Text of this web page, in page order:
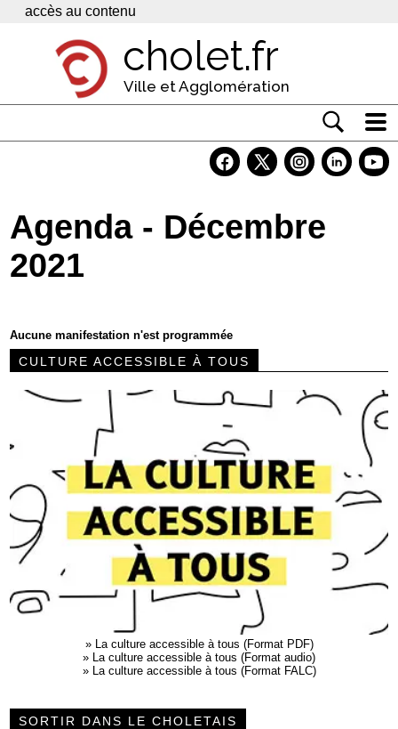
Panneau de gestion des cookies
accès au contenu
cholet.fr
Ville et Agglomération
Economie
Services
Agenda - Décembre
2021
Aucune manifestation n'est programmée
CULTURE ACCESSIBLE À TOUS
»
La culture accessible à tous (Format PDF)
»
La culture accessible à tous (Format audio)
»
La culture accessible à tous (Format FALC)
SORTIR DANS LE CHOLETAIS